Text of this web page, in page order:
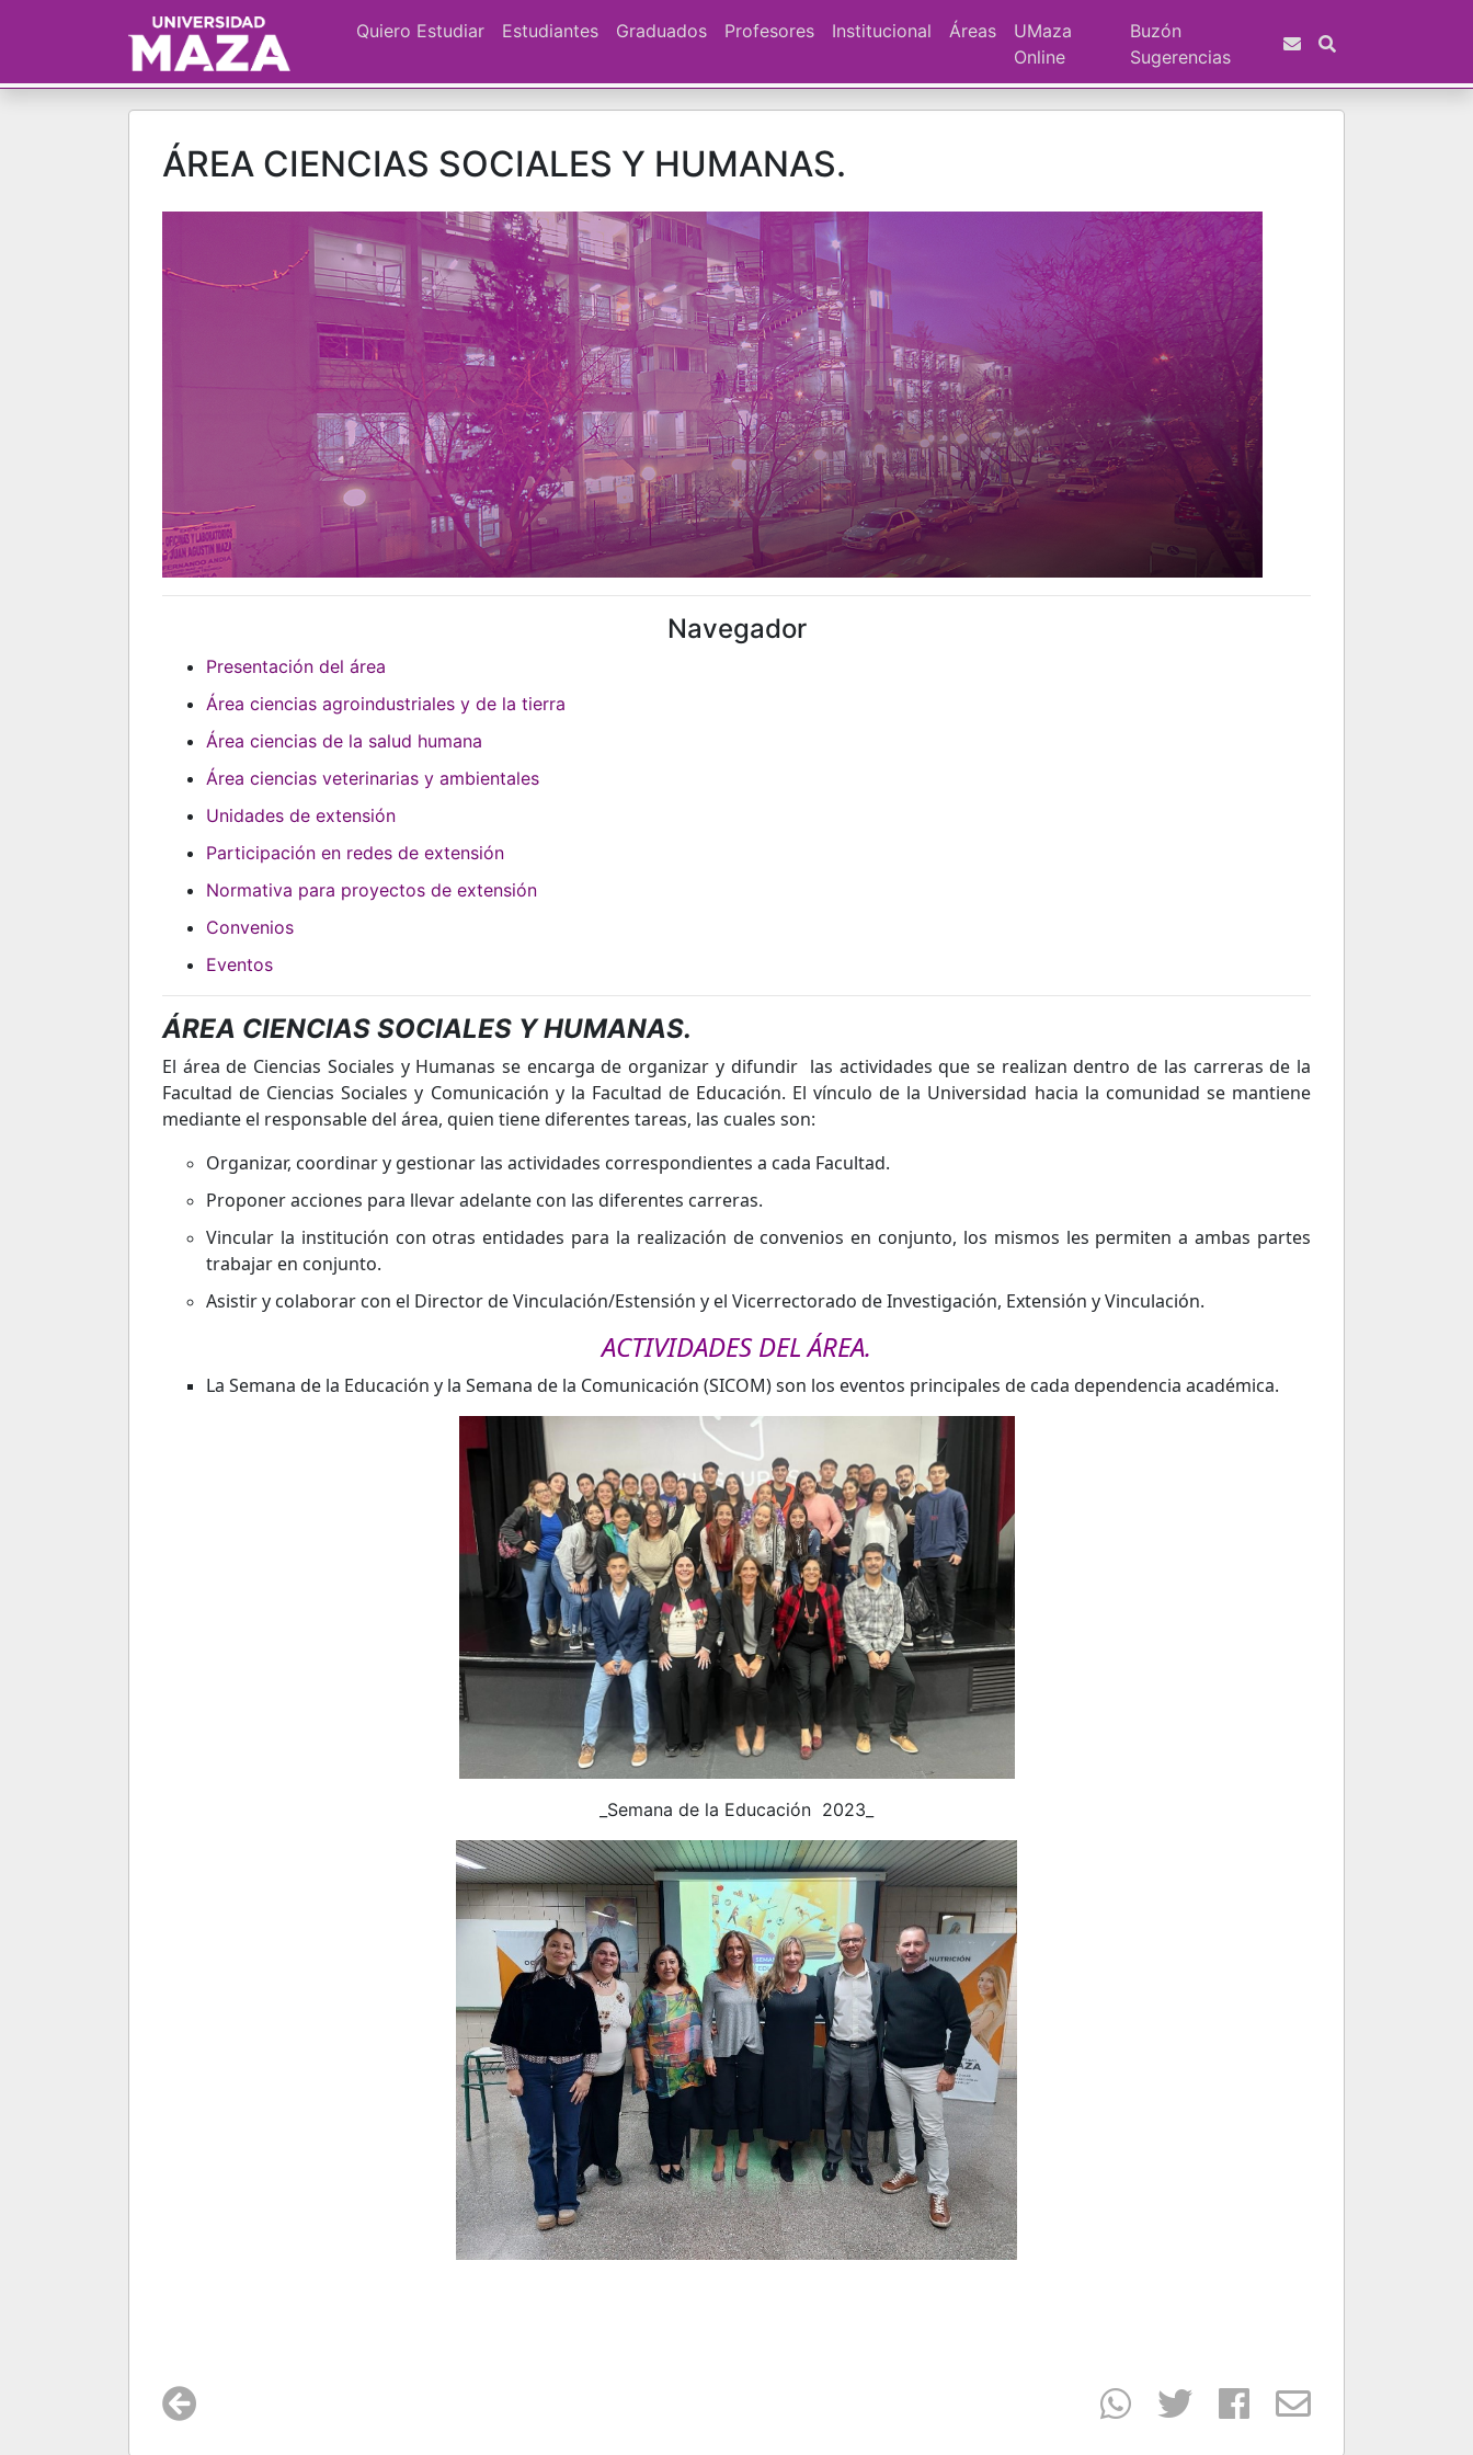
Quiero Estudiar Estudiantes Graduados Profesores Institucional Áreas
UMaza
Online
Buzón
Sugerencias
ÁREA CIENCIAS SOCIALES Y HUMANAS.
Navegador
Presentación del área
Área ciencias agroindustriales y de la tierra
Área ciencias de la salud humana
Área ciencias veterinarias y ambientales
Unidades de extensión
Participación en redes de extensión
Normativa para proyectos de extensión
Convenios
Eventos
ÁREA CIENCIAS SOCIALES Y HUMANAS.
El área de Ciencias Sociales y Humanas se encarga de organizar y difundir las actividades que se realizan dentro de las carreras de la
Facultad de Ciencias Sociales y Comunicación y la Facultad de Educación. El vínculo de la Universidad hacia la comunidad se mantiene
mediante el responsable del área, quien tiene diferentes tareas, las cuales son:
Organizar, coordinar y gestionar las actividades correspondientes a cada Facultad.
Proponer acciones para llevar adelante con las diferentes carreras.
Vincular la institución con otras entidades para la realización de convenios en conjunto, los mismos les permiten a ambas partes
trabajar en conjunto.
Asistir y colaborar con el Director de Vinculación/Estensión y el Vicerrectorado de Investigación, Extensión y Vinculación.
ACTIVIDADES DELÁREA.
La Semana de la Educación y la Semana de la Comunicación (SICOM) son los eventos principales de cada dependencia académica.
_Semana de la Educación 2023_